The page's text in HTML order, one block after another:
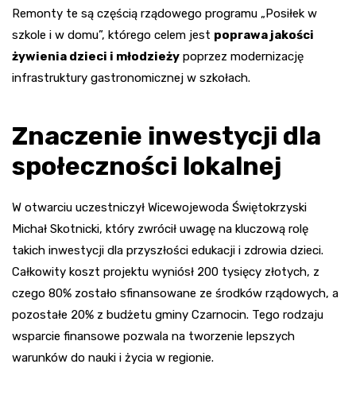
Remonty te są częścią rządowego programu „Posiłek w
szkole i w domu”, którego celem jest poprawa jakości
żywienia dzieci i młodzieży poprzez modernizację
infrastruktury gastronomicznej w szkołach.
Znaczenie inwestycji dla
społeczności lokalnej
W otwarciu uczestniczył Wicewojewoda Świętokrzyski
Michał Skotnicki, który zwrócił uwagę na kluczową rolę
takich inwestycji dla przyszłości edukacji i zdrowia dzieci.
Całkowity koszt projektu wyniósł 200 tysięcy złotych, z
czego 80% zostało sfinansowane ze środków rządowych, a
pozostałe 20% z budżetu gminy Czarnocin. Tego rodzaju
wsparcie finansowe pozwala na tworzenie lepszych
warunków do nauki i życia w regionie.